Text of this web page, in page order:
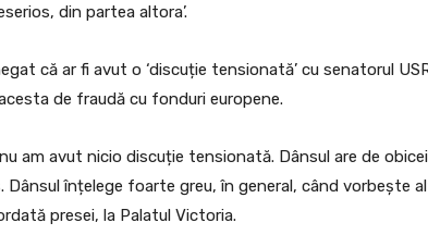
din partea altora’.
că ar fi avut o ‘discuție tensionată’ cu senatorul
de fraudă cu fonduri europene.
nu am avut nicio discuție tensionată. Dânsul are de
Dânsul înțelege foarte greu, în general, când vorbește
presei, la Palatul Victoria.